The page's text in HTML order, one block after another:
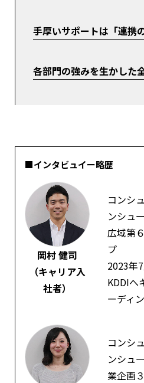
手厚いサポートは「連携
各部門の強みを生かした
■インタビュイー略歴
岡村 健司
（キャリア入
社者）
コンシ
ンシュ
広域第
プ
2023年
KDDIへ
ーディ
コンシ
ンシュ
業企画